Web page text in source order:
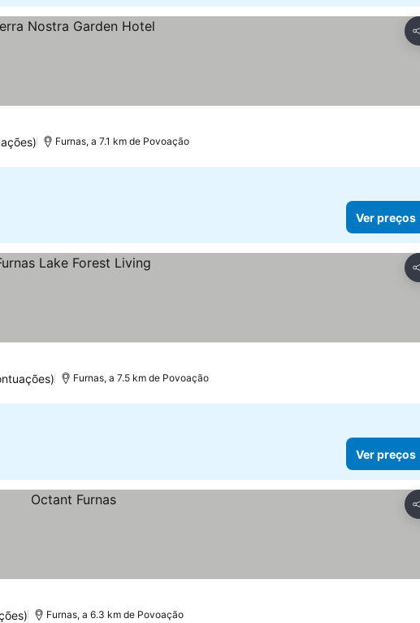
Furnas, a 7.1 km de Povoação
Ver preços
Furnas, a 7.5 km de Povoação
Ver preços
Furnas, a 6.3 km de Povoação